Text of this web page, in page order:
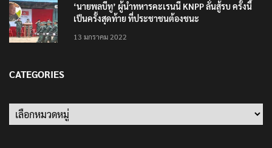
‘นายพลบีทู’ ผู้นำทหารคะเรนนี KNPP ลั่นสู้รบ ครั้งนี้
เป็นครั้งสุดท้าย ที่ประชาชนต้องชนะ
13 มกราคม 2022
CATEGORIES
Categories